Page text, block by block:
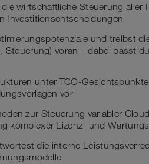
wirtschaftliche Steuerung aller
Investitionsentscheidungen
und treibst
voran – dabei passt
unter TCO-
vor
zur Steuerung variabler
komplexer Lizenz- und
die interne